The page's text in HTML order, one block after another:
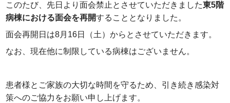
このたび、先日より面会禁止とさせていただきました東5階
病棟における面会を再開することとなりました。
面会再開日は8月16日（土）からとさせていただきます。
なお、現在他に制限している病棟はございません。
患者様とご家族の大切な時間を守るため、引き続き感染対
策へのご協力をお願い申し上げます。